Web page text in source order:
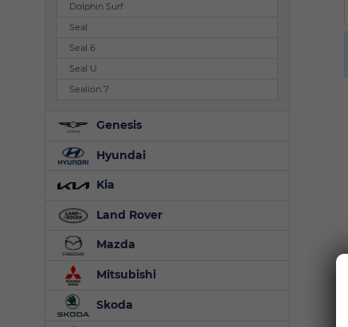
Dolphin Surf
Seal
Seal 6
Seal U
Sealion 7
Genesis
Hyundai
Kia
Land Rover
Mazda
Mitsubishi
Skoda